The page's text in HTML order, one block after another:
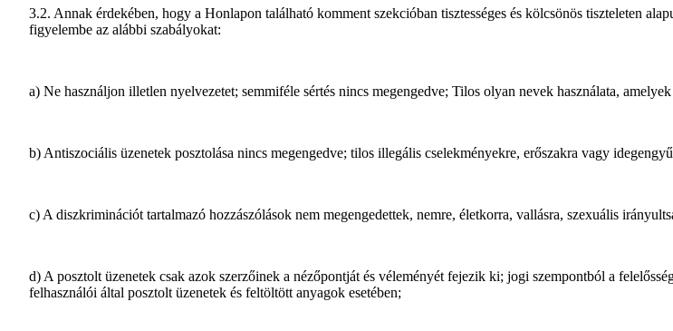
3.2. Annak érdekében, hogy a Honlapon található komment szekcióban tisztességes és kölcsönös tiszteleten
figyelembe az alábbi szabályokat:
a) Ne használjon illetlen nyelvezetet; semmiféle sértés nincs megengedve; Tilos olyan nevek használata,
b) Antiszociális üzenetek posztolása nincs megengedve; tilos illegális cselekményekre, erőszakra vagy
c) A diszkriminációt tartalmazó hozzászólások nem megengedettek, nemre, életkorra, vallásra, szexuális
d) A posztolt üzenetek csak azok szerzőinek a nézőpontját és véleményét fejezik ki; jogi szempontból a
felhasználói által posztolt üzenetek és feltöltött anyagok esetében;